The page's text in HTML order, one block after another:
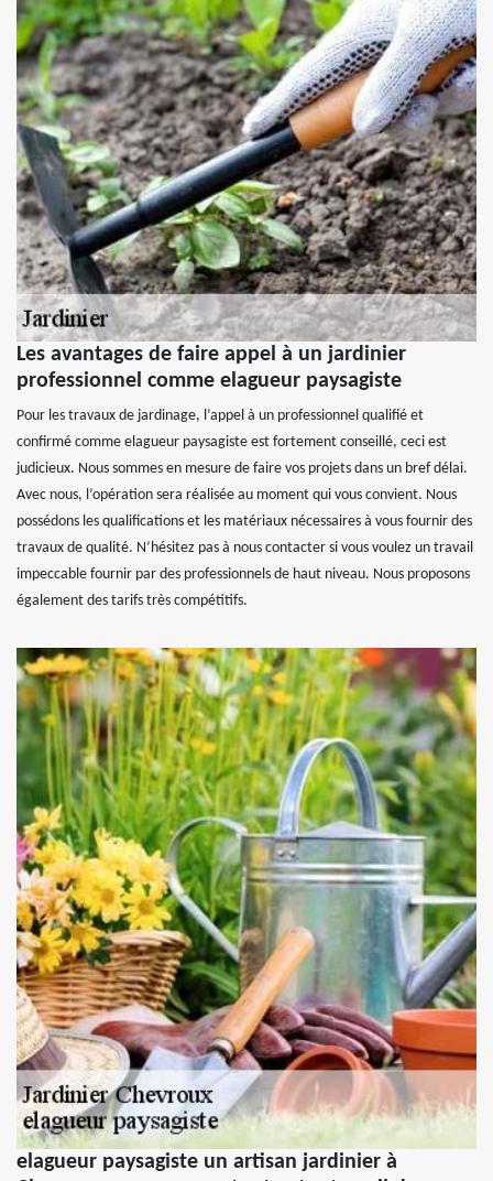
Les avantages de faire appel à un jardinier
professionnel comme elagueur paysagiste
Pour les travaux de jardinage, l’appel à un professionnel qualifié et
confirmé comme elagueur paysagiste est fortement conseillé, ceci est
judicieux. Nous sommes en mesure de faire vos projets dans un bref délai.
Avec nous, l’opération sera réalisée au moment qui vous convient. Nous
possédons les qualifications et les matériaux nécessaires à vous fournir des
travaux de qualité. N’hésitez pas à nous contacter si vous voulez un travail
impeccable fournir par des professionnels de haut niveau. Nous proposons
également des tarifs très compétitifs.
elagueur paysagiste un artisan jardinier à